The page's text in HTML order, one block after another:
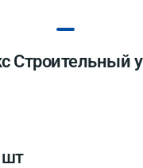
Строительный
шт